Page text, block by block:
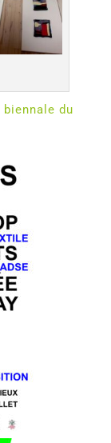
biennale du